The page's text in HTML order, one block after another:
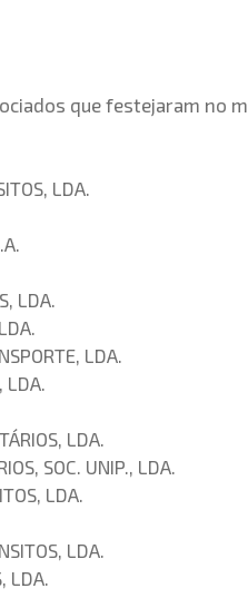
que festejaram no
LDA.
LDA.
LDA.
LDA.
LDA.
SOC. UNIP., LDA.
LDA.
LDA.
LDA.